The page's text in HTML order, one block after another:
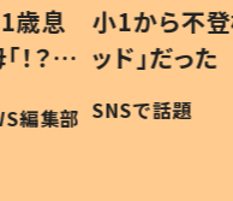
歳息
？」
編集部
小1から不登
ッド」だっ
作り続ける
#令和の子
SNSで話題